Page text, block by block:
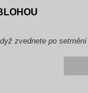
zvednete po